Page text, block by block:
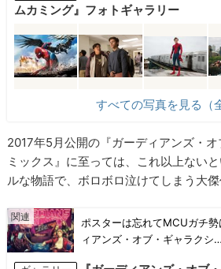
ムカミング』フォトギャラリー
すべての写真を見る（
2017年5月公開の『ガーディアンズ・オ
ミックス』に至っては、これ以上ない
ルな物語で、ボロボロ泣けてしまう大傑
ポスターは忘れてMCUガチ
ィアンズ・オブ・ギャラクシ…